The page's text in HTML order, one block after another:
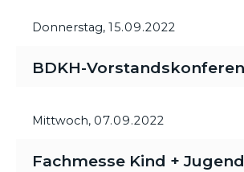
Donnerstag, 15.09.2022
BDKH-
Mittwoch, 07.09.2022
Fachmesse Kind + Jugend